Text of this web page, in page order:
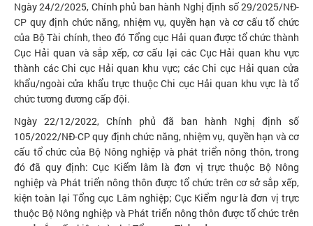
Ngày 24/2/2025, Chính phủ ban hành Nghị định số 29/2025/NĐ-
CP quy định chức năng, nhiệm vụ, quyền hạn và cơ cấu tổ chức
của Bộ Tài chính, theo đó Tổng cục Hải quan được tổ chức thành
Cục Hải quan và sắp xếp, cơ cấu lại các Cục Hải quan khu vực
thành các Chi cục Hải quan khu vực; các Chi cục Hải quan cửa
khẩu/ngoài cửa khẩu trực thuộc Chi cục Hải quan khu vực là tổ
chức tương đương cấp đội.
Ngày 22/12/2022, Chính phủ đã ban hành Nghị định số
105/2022/NĐ-CP quy định chức năng, nhiệm vụ, quyền hạn và cơ
cấu tổ chức của Bộ Nông nghiệp và phát triển nông thôn, trong
đó đã quy định: Cục Kiểm lâm là đơn vị trực thuộc Bộ Nông
nghiệp và Phát triển nông thôn được tổ chức trên cơ sở sắp xếp,
kiện toàn lại Tổng cục Lâm nghiệp; Cục Kiểm ngư là đơn vị trực
thuộc Bộ Nông nghiệp và Phát triển nông thôn được tổ chức trên